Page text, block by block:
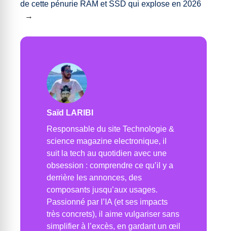
de cette pénurie RAM et SSD qui explose en 2026
→
Saïd LARIBI
Responsable du site Technologie &
science magazine electronique, il
suit la tech au quotidien avec une
obsession : comprendre ce qu’il y a
derrière les annonces, des
composants jusqu’aux usages.
Passionné par l’IA (et ses impacts
très concrets), il aime vulgariser sans
simplifier à l’excès, en gardant un œil